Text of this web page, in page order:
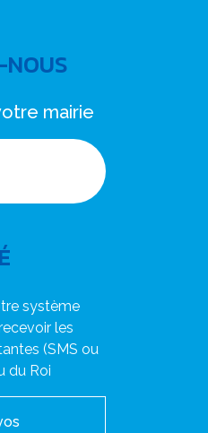
mairie
système
les
(SMS ou
du Roi